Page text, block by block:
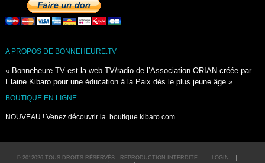
A PROPOS DE BONNEHEURE.TV
« Bonneheure.TV est la web TV/radio de l’Association ORIAN créée par
Elaine Kibaro pour une éducation à la Paix dès le plus jeune âge »
BOUTIQUE EN LIGNE
NOUVEAU ! Venez découvrir la boutique.kibaro.com
© 2012026 TOUS DROITS RÉSERVÉS - REPRODUCTION INTERDITE
LOGIN